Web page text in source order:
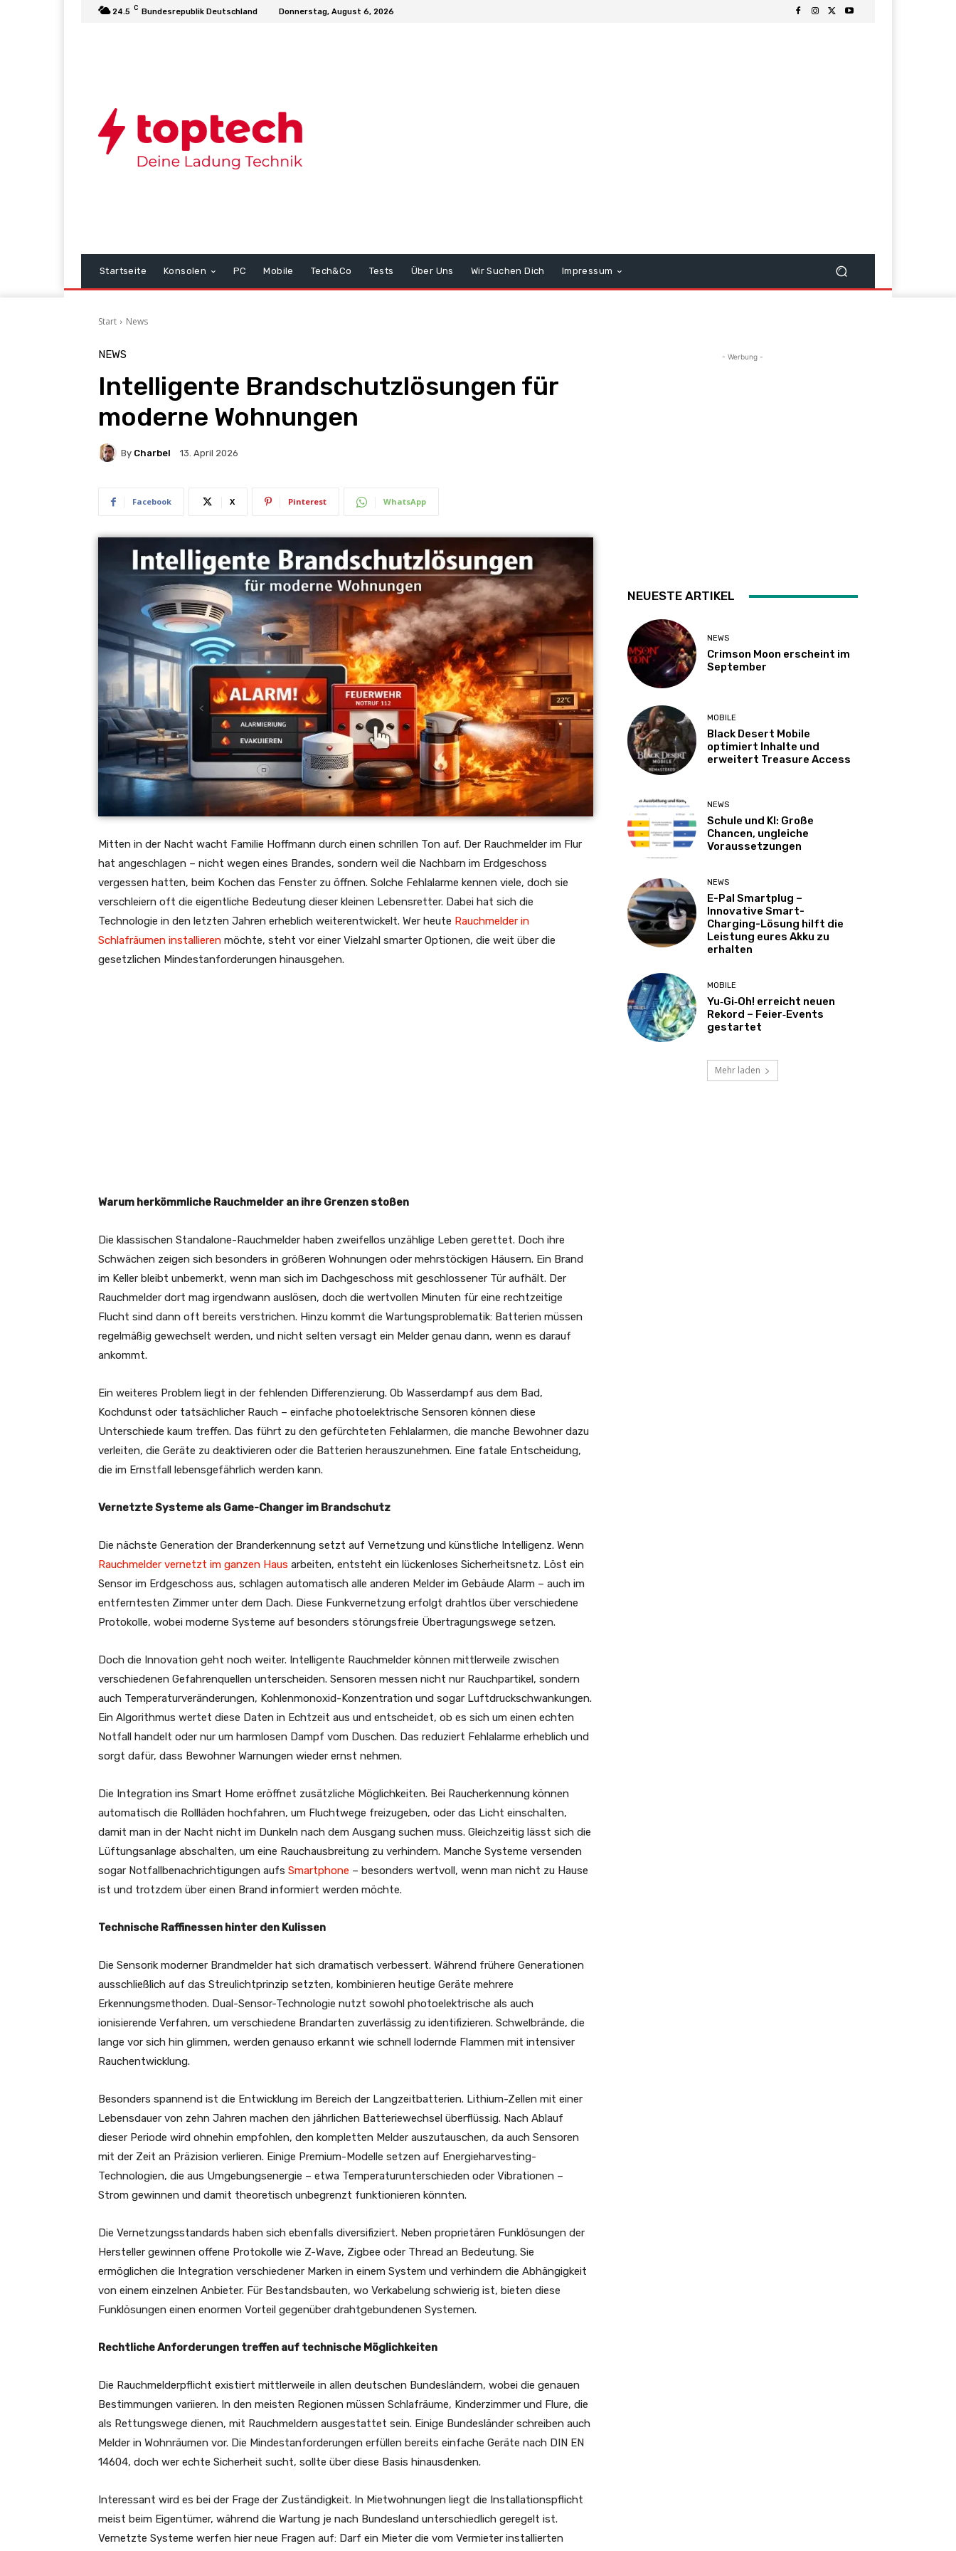
24.5 C Bundesrepublik Deutschland Donnerstag, August 6, 2026
Startseite Konsolen PC Mobile Tech&Co Tests Über Uns Wir Suchen Dich Impressum
Start News
NEWS
Intelligente Brandschutzlösungen für
moderne Wohnungen
By Charbel 13. April 2026
Facebook X Pinterest WhatsApp
Mitten in der Nacht wacht Familie Hoffmann durch einen schrillen Ton auf. Der Rauchmelder im Flur
hat angeschlagen – nicht wegen eines Brandes, sondern weil die Nachbarn im Erdgeschoss
vergessen hatten, beim Kochen das Fenster zu öffnen. Solche Fehlalarme kennen viele, doch sie
verschleiern oft die eigentliche Bedeutung dieser kleinen Lebensretter. Dabei hat sich die
Technologie in den letzten Jahren erheblich weiterentwickelt. Wer heute Rauchmelder in
Schlafräumen installieren möchte, steht vor einer Vielzahl smarter Optionen, die weit über die
gesetzlichen Mindestanforderungen hinausgehen.
Warum herkömmliche Rauchmelder an ihre Grenzen stoßen
Die klassischen Standalone-Rauchmelder haben zweifellos unzählige Leben gerettet. Doch ihre
Schwächen zeigen sich besonders in größeren Wohnungen oder mehrstöckigen Häusern. Ein Brand
im Keller bleibt unbemerkt, wenn man sich im Dachgeschoss mit geschlossener Tür aufhält. Der
Rauchmelder dort mag irgendwann auslösen, doch die wertvollen Minuten für eine rechtzeitige
Flucht sind dann oft bereits verstrichen. Hinzu kommt die Wartungsproblematik: Batterien müssen
regelmäßig gewechselt werden, und nicht selten versagt ein Melder genau dann, wenn es darauf
ankommt.
Ein weiteres Problem liegt in der fehlenden Differenzierung. Ob Wasserdampf aus dem Bad,
Kochdunst oder tatsächlicher Rauch – einfache photoelektrische Sensoren können diese
Unterschiede kaum treffen. Das führt zu den gefürchteten Fehlalarmen, die manche Bewohner dazu
verleiten, die Geräte zu deaktivieren oder die Batterien herauszunehmen. Eine fatale Entscheidung,
die im Ernstfall lebensgefährlich werden kann.
Vernetzte Systeme als Game-Changer im Brandschutz
Die nächste Generation der Branderkennung setzt auf Vernetzung und künstliche Intelligenz. Wenn
Rauchmelder vernetzt im ganzen Haus arbeiten, entsteht ein lückenloses Sicherheitsnetz. Löst ein
Sensor im Erdgeschoss aus, schlagen automatisch alle anderen Melder im Gebäude Alarm – auch im
entferntesten Zimmer unter dem Dach. Diese Funkvernetzung erfolgt drahtlos über verschiedene
Protokolle, wobei moderne Systeme auf besonders störungsfreie Übertragungswege setzen.
Doch die Innovation geht noch weiter. Intelligente Rauchmelder können mittlerweile zwischen
verschiedenen Gefahrenquellen unterscheiden. Sensoren messen nicht nur Rauchpartikel, sondern
auch Temperaturveränderungen, Kohlenmonoxid-Konzentration und sogar Luftdruckschwankungen.
Ein Algorithmus wertet diese Daten in Echtzeit aus und entscheidet, ob es sich um einen echten
Notfall handelt oder nur um harmlosen Dampf vom Duschen. Das reduziert Fehlalarme erheblich und
sorgt dafür, dass Bewohner Warnungen wieder ernst nehmen.
Die Integration ins Smart Home eröffnet zusätzliche Möglichkeiten. Bei Raucherkennung können
automatisch die Rollläden hochfahren, um Fluchtwege freizugeben, oder das Licht einschalten,
damit man in der Nacht nicht im Dunkeln nach dem Ausgang suchen muss. Gleichzeitig lässt sich die
Lüftungsanlage abschalten, um eine Rauchausbreitung zu verhindern. Manche Systeme versenden
sogar Notfallbenachrichtigungen aufs Smartphone – besonders wertvoll, wenn man nicht zu Hause
ist und trotzdem über einen Brand informiert werden möchte.
Technische Raffinessen hinter den Kulissen
Die Sensorik moderner Brandmelder hat sich dramatisch verbessert. Während frühere Generationen
ausschließlich auf das Streulichtprinzip setzten, kombinieren heutige Geräte mehrere
Erkennungsmethoden. Dual-Sensor-Technologie nutzt sowohl photoelektrische als auch
ionisierende Verfahren, um verschiedene Brandarten zuverlässig zu identifizieren. Schwelbrände, die
lange vor sich hin glimmen, werden genauso erkannt wie schnell lodernde Flammen mit intensiver
Rauchentwicklung.
Besonders spannend ist die Entwicklung im Bereich der Langzeitbatterien. Lithium-Zellen mit einer
Lebensdauer von zehn Jahren machen den jährlichen Batteriewechsel überflüssig. Nach Ablauf
dieser Periode wird ohnehin empfohlen, den kompletten Melder auszutauschen, da auch Sensoren
mit der Zeit an Präzision verlieren. Einige Premium-Modelle setzen auf Energieharvesting-
Technologien, die aus Umgebungsenergie – etwa Temperaturunterschieden oder Vibrationen –
Strom gewinnen und damit theoretisch unbegrenzt funktionieren könnten.
Die Vernetzungsstandards haben sich ebenfalls diversifiziert. Neben proprietären Funklösungen der
Hersteller gewinnen offene Protokolle wie Z-Wave, Zigbee oder Thread an Bedeutung. Sie
ermöglichen die Integration verschiedener Marken in einem System und verhindern die Abhängigkeit
von einem einzelnen Anbieter. Für Bestandsbauten, wo Verkabelung schwierig ist, bieten diese
Funklösungen einen enormen Vorteil gegenüber drahtgebundenen Systemen.
Rechtliche Anforderungen treffen auf technische Möglichkeiten
Die Rauchmelderpflicht existiert mittlerweile in allen deutschen Bundesländern, wobei die genauen
Bestimmungen variieren. In den meisten Regionen müssen Schlafräume, Kinderzimmer und Flure, die
als Rettungswege dienen, mit Rauchmeldern ausgestattet sein. Einige Bundesländer schreiben auch
Melder in Wohnräumen vor. Die Mindestanforderungen erfüllen bereits einfache Geräte nach DIN EN
14604, doch wer echte Sicherheit sucht, sollte über diese Basis hinausdenken.
Interessant wird es bei der Frage der Zuständigkeit. In Mietwohnungen liegt die Installationspflicht
meist beim Eigentümer, während die Wartung je nach Bundesland unterschiedlich geregelt ist.
Vernetzte Systeme werfen hier neue Fragen auf: Darf ein Mieter die vom Vermieter installierten
- Werbung -
NEUESTE ARTIKEL
NEWS
Crimson Moon erscheint im
September
MOBILE
Black Desert Mobile
optimiert Inhalte und
erweitert Treasure Access
NEWS
Schule und KI: Große
Chancen, ungleiche
Voraussetzungen
NEWS
E-Pal Smartplug –
Innovative Smart-
Charging-Lösung hilft die
Leistung eures Akku zu
erhalten
MOBILE
Yu‑Gi‑Oh! erreicht neuen
Rekord – Feier‑Events
gestartet
Mehr laden